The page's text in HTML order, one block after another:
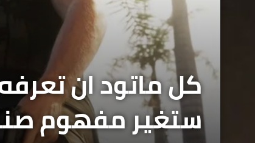
ستغير مفهوم